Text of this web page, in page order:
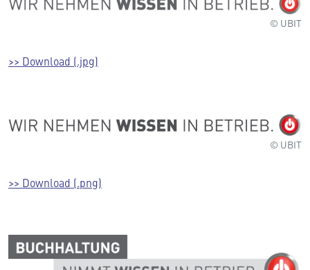
© UBIT
>> Download (.jpg)
© UBIT
>> Download (.png)